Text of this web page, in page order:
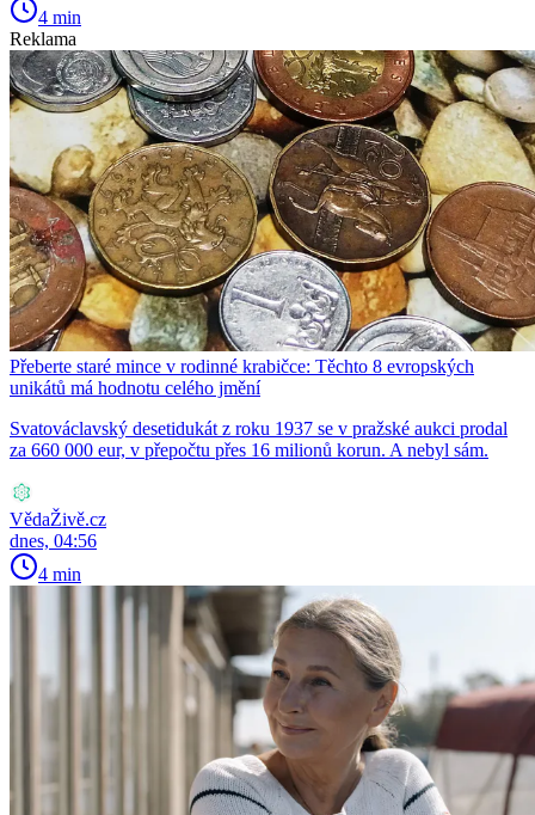
4 min
Reklama
Přeberte staré mince v rodinné krabičce: Těchto 8 evropských
unikátů má hodnotu celého jmění
Svatováclavský desetidukát z roku 1937 se v pražské aukci prodal
za 660 000 eur, v přepočtu přes 16 milionů korun. A nebyl sám.
VědaŽivě.cz
dnes, 04:56
4 min